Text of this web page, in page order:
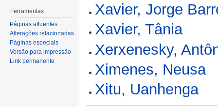
Xavier, Jorge
Xavier, Tânia
Xerxenesky,
Ximenes, Neusa
Xitu, Uanhenga
Ferramentas
Páginas afluentes
Alterações relacionadas
Páginas especiais
Versão para impressão
Link permanente